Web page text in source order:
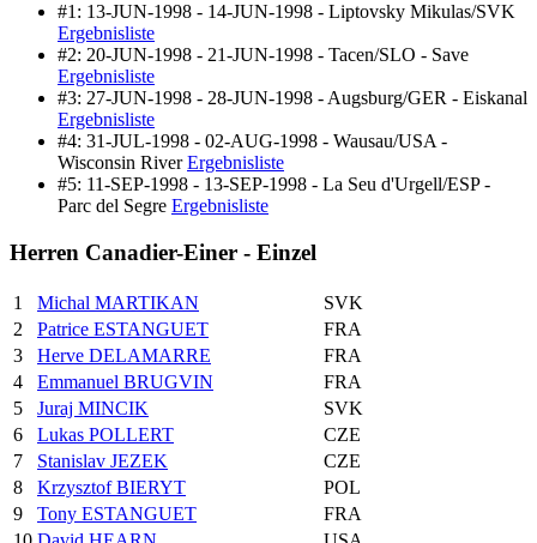
#1: 13-JUN-1998 - 14-JUN-1998 - Liptovsky Mikulas/SVK
Ergebnisliste
#2: 20-JUN-1998 - 21-JUN-1998 - Tacen/SLO - Save
Ergebnisliste
#3: 27-JUN-1998 - 28-JUN-1998 - Augsburg/GER - Eiskanal
Ergebnisliste
#4: 31-JUL-1998 - 02-AUG-1998 - Wausau/USA -
Wisconsin RiverErgebnisliste
#5: 11-SEP-1998 - 13-SEP-1998 - La Seu d'Urgell/ESP -
Parc del Segre Ergebnisliste
Herren Canadier-Einer - Einzel
1 Michal MARTIKAN
SVK
2
Patrice ESTANGUET
FRA
3
Herve DELAMARRE
FRA
4
Emmanuel BRUGVIN
FRA
5
Juraj MINCIK
SVK
6
Lukas POLLERT
CZE
7
Stanislav JEZEK
CZE
8
Krzysztof BIERYT
POL
9
Tony ESTANGUET
FRA